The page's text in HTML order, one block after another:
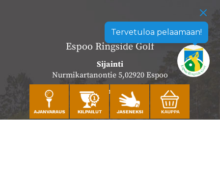
Tervetuloa pelaamaan!
Espoo Ringside Golf
Sijainti
Nurmikartanontie 5,02920 Espoo
Katso sijainti kartalla